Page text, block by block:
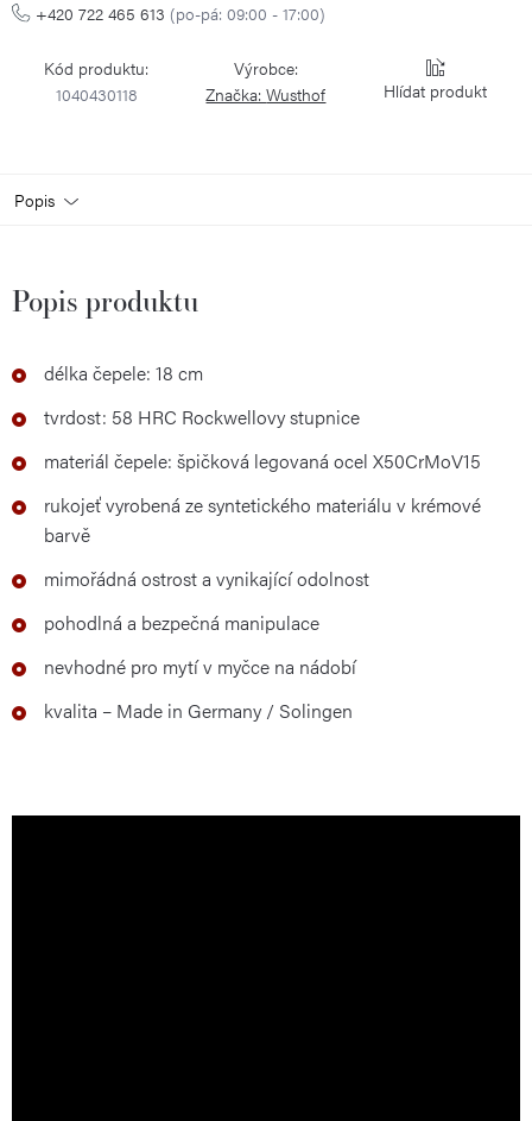
+420 722 465 613 (po-pá: 09:00 - 17:00)
Kód produktu:
1040430118
Výrobce:
Značka:Wusthof Hlídat
Popis
Popis produktu
délka čepele: 18 cm
tvrdost: 58 HRC Rockwellovy stupnice
materiál čepele: špičková legovaná ocel X50CrMoV15
rukojeť vyrobená ze syntetického materiálu v krémové
barvě
mimořádná ostrost a vynikající odolnost
pohodlná a bezpečná manipulace
nevhodné pro mytí v myčce na nádobí
kvalita – Made in Germany / Solingen